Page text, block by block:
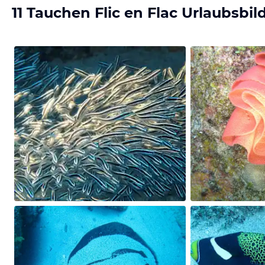
11 Tauchen Flic en Flac